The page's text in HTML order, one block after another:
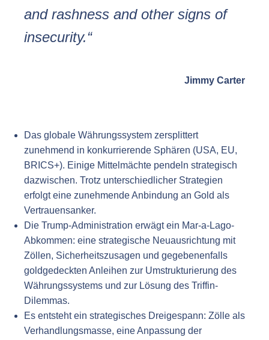
and rashness and other signs of
insecurity.“
Jimmy Carter
Das globale Währungssystem zersplittert
zunehmend in konkurrierende Sphären (USA, EU,
BRICS+). Einige Mittelmächte pendeln strategisch
dazwischen. Trotz unterschiedlicher Strategien
erfolgt eine zunehmende Anbindung an Gold als
Vertrauensanker.
Die Trump-Administration erwägt ein Mar-a-Lago-
Abkommen: eine strategische Neuausrichtung mit
Zöllen, Sicherheitszusagen und gegebenenfalls
goldgedeckten Anleihen zur Umstrukturierung des
Währungssystems und zur Lösung des Triffin-
Dilemmas.
Es entsteht ein strategisches Dreigespann: Zölle als
Verhandlungsmasse, eine Anpassung der